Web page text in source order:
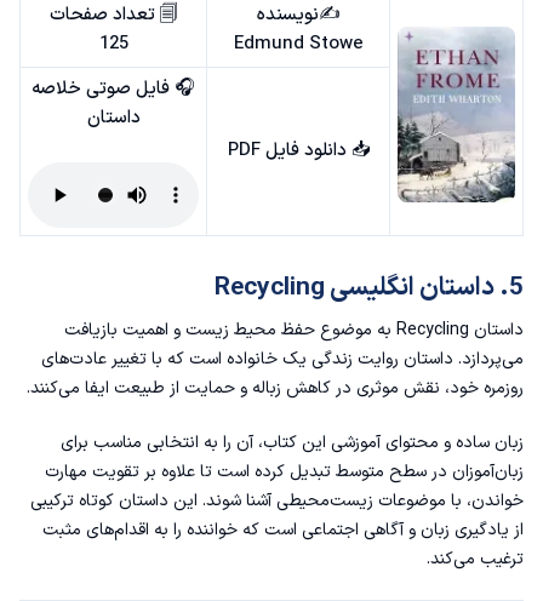
✍️نویسنده
Edmund Stowe
🗐 تعداد صفحات
125
📥 دانلود فایل PDF
🎧 فایل صوتی خلاصه
داستان
5. داستان انگلیسی Recycling
داستان Recycling به موضوع حفظ محیط زیست و اهمیت بازیافت
می‌پردازد. داستان روایت زندگی یک خانواده است که با تغییر عادت‌های
روزمره خود، نقش موثری در کاهش زباله و حمایت از طبیعت ایفا می‌کنند.
زبان ساده و محتوای آموزشی این کتاب، آن را به انتخابی مناسب برای
زبان‌آموزان در سطح متوسط تبدیل کرده است تا علاوه بر تقویت مهارت
خواندن، با موضوعات زیست‌محیطی آشنا شوند. این داستان کوتاه ترکیبی
از یادگیری زبان و آگاهی اجتماعی است که خواننده را به اقدام‌های مثبت
ترغیب می‌کند.